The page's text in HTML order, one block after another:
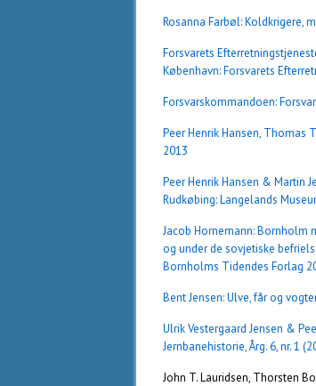
Rosanna Farbøl: Koldkrigere,
Forsvarets
København: Forsvarets
Forsvarskommandoen:
Peer Henrik Hansen, Thomas
2013
Peer Henrik Hansen & Martin
Rudkøbing: Langelands
Jacob Hornemann:
og under de sovjetiske
Bornholms Tidendes Forlag
Bent Jensen: Ulve, får og
Ulrik Vestergaard Jensen &
Jernbanehistorie, Årg. 6, nr. 1
John T. Lauridsen, Thorsten